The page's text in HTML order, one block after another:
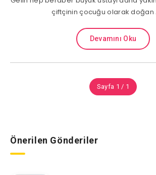
çiftçinin çocuğu olarak doğan
Devamını Oku
Sayfa 1 / 1
Önerilen Gönderiler